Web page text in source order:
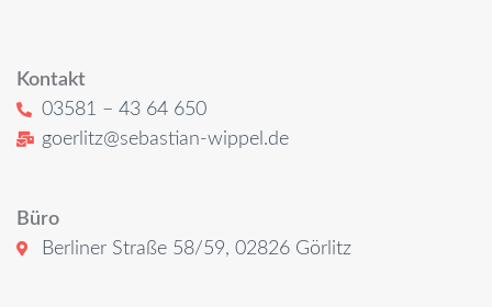
Kontakt
03581 – 43 64 650
goerlitz@sebastian-wippel.de
Büro
Berliner Straße 58/59, 02826 Görlitz